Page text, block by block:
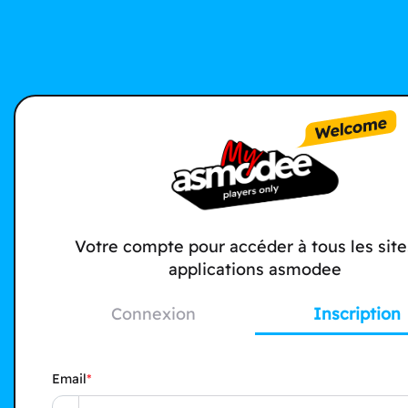
Votre compte pour accéder à tous les
applications asmodee
Connexion Inscription
Email